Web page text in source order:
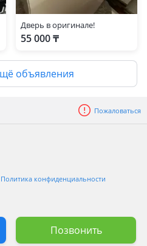
Дверь в оригинале!
55 000 ₸
объявления
Пожаловаться
Позвонить
Политика конфиденциальности